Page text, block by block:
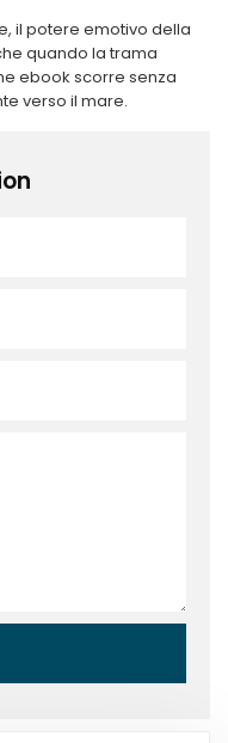
il potere emotivo della
quando la trama
ebook scorre senza
verso il mare.